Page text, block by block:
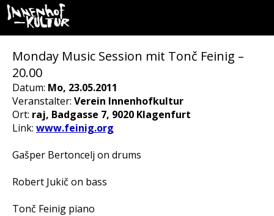
Monday Music Session mit Tonč Feinig –
20.00
Datum: Mo, 23.05.2011
Veranstalter: Verein Innenhofkultur
Ort: raj, Badgasse 7, 9020 Klagenfurt
Link: www.feinig.org
Gašper Bertoncelj on drums
Robert Jukič on bass
Tonč Feinig piano